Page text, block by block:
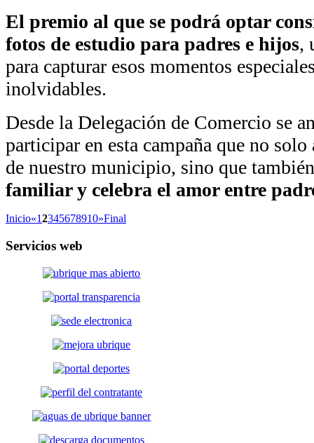
El premio al que se podrá optar
fotos de estudio para padres e hijos,
para capturar esos momentos
inolvidables.
Desde la Delegación de Comercio se
participar en esta campaña que no
de nuestro municipio, sino que
familiar y celebra el amor entre
Inicio«12345678910»Final
Servicios web